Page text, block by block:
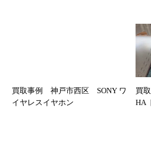
買取事例 神戸市西区 SONY ワ
イヤレスイヤホン
買
HA